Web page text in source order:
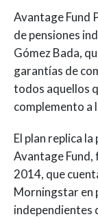
Avantage Fund
de pensiones
Gómez Bada,
garantías de
todos aquellos
complemento a
El plan replica
Avantage
2014, que
Morningstar en
independientes